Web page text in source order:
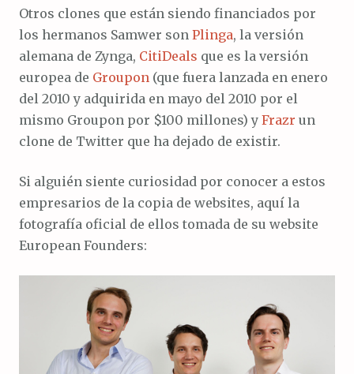
Otros clones que están siendo financiados por
los hermanos Samwer son Plinga, la versión
alemana de Zynga, CitiDeals que es la versión
europea de Groupon (que fuera lanzada en enero
del 2010 y adquirida en mayo del 2010 por el
mismo Groupon por $100 millones) y Frazr un
clone de Twitter que ha dejado de existir.
Si alguién siente curiosidad por conocer a estos
empresarios de la copia de websites, aquí la
fotografía oficial de ellos tomada de su website
European Founders: